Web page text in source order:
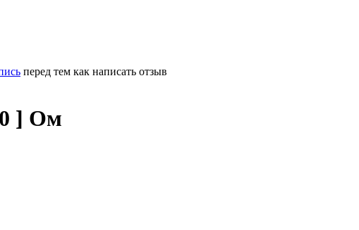
перед тем как написать отзыв
] Ом